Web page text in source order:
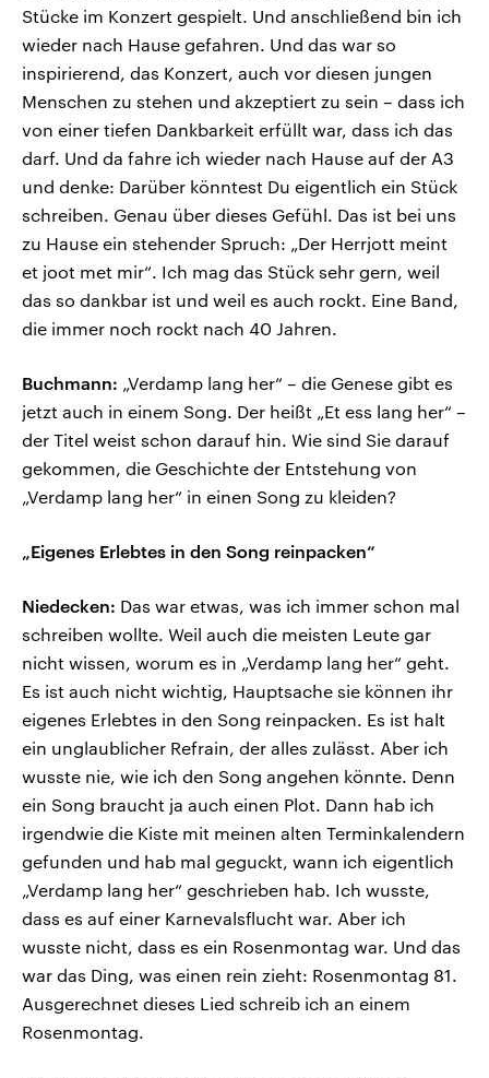
Stücke im Konzert gespielt. Und anschließend bin ich
wieder nach Hause gefahren. Und das war so
inspirierend, das Konzert, auch vor diesen jungen
Menschen zu stehen und akzeptiert zu sein – dass ich
von einer tiefen Dankbarkeit erfüllt war, dass ich das
darf. Und da fahre ich wieder nach Hause auf der A3
und denke: Darüber könntest Du eigentlich ein Stück
schreiben. Genau über dieses Gefühl. Das ist bei uns
zu Hause ein stehender Spruch: „Der Herrjott meint
et joot met mir“. Ich mag das Stück sehr gern, weil
das so dankbar ist und weil es auch rockt. Eine Band,
die immer noch rockt nach 40 Jahren.
Buchmann: „Verdamp lang her“ – die Genese gibt es
jetzt auch in einem Song. Der heißt „Et ess lang her“ –
der Titel weist schon darauf hin. Wie sind Sie darauf
gekommen, die Geschichte der Entstehung von
„Verdamp lang her“ in einen Song zu kleiden?
„Eigenes Erlebtes in den Song reinpacken“
Niedecken: Das war etwas, was ich immer schon mal
schreiben wollte. Weil auch die meisten Leute gar
nicht wissen, worum es in „Verdamp lang her“ geht.
Es ist auch nicht wichtig, Hauptsache sie können ihr
eigenes Erlebtes in den Song reinpacken. Es ist halt
ein unglaublicher Refrain, der alles zulässt. Aber ich
wusste nie, wie ich den Song angehen könnte. Denn
ein Song braucht ja auch einen Plot. Dann hab ich
irgendwie die Kiste mit meinen alten Terminkalendern
gefunden und hab mal geguckt, wann ich eigentlich
„Verdamp lang her“ geschrieben hab. Ich wusste,
dass es auf einer Karnevalsflucht war. Aber ich
wusste nicht, dass es ein Rosenmontag war. Und das
war das Ding, was einen rein zieht: Rosenmontag 81.
Ausgerechnet dieses Lied schreib ich an einem
Rosenmontag.